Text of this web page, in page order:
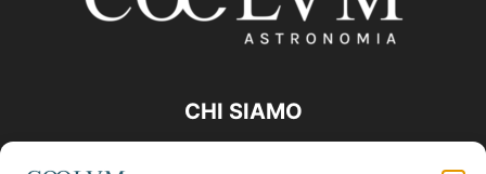
CHI SIAMO